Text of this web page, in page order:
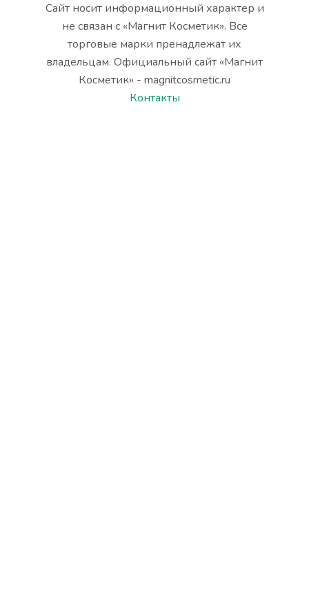
Сайт носит информационный характер и
не связан с «Магнит Косметик». Все
торговые марки пренадлежат их
владельцам. Официальный сайт «Магнит
Косметик» - magnitcosmetic.ru
Контакты